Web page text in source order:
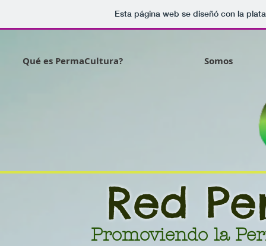
Esta página web se diseñó con la
Promoviendo la
Red
Qué es PermaCultura? Somos